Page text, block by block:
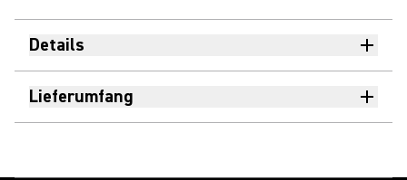
Details
Lieferumfang